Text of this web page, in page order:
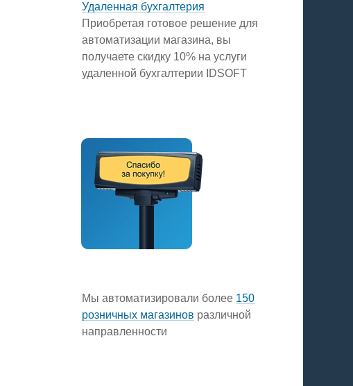
Удаленная бухгалтерия
Приобретая готовое решение для
автоматизации магазина, вы
получаете скидку 10% на услуги
удаленной бухгалтерии IDSOFT
Мы автоматизировали более 150
розничных магазинов различной
направленности